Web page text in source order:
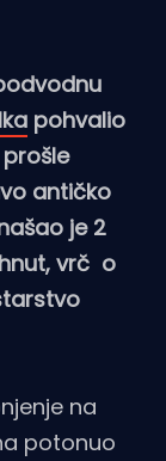
pohvalio
antičko
je 2
vrč o
na
potonuo